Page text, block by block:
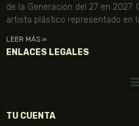
de la Generación del 27 en 2027.
artista plástico representado en
LEER MÁS »
ENLACES LEGALES
TU CUENTA